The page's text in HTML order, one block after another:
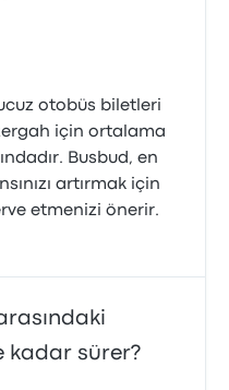
otobüs biletleri
için ortalama
Busbud, en
artırmak için
etmenizi önerir.
kadar sürer?